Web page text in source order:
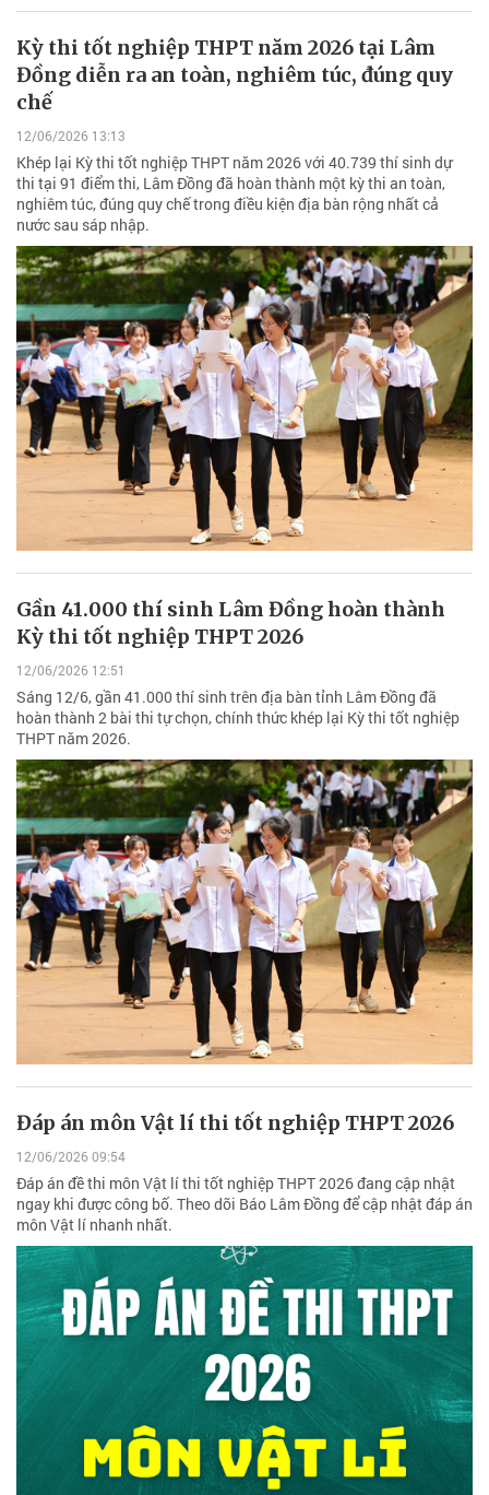
Kỳ thi tốt nghiệp THPT năm 2026 tại Lâm
Đồng diễn ra an toàn, nghiêm túc, đúng quy
chế
12/06/2026 13:13
Khép lại Kỳ thi tốt nghiệp THPT năm 2026 với 40.739 thí sinh dự
thi tại 91 điểm thi, Lâm Đồng đã hoàn thành một kỳ thi an toàn,
nghiêm túc, đúng quy chế trong điều kiện địa bàn rộng nhất cả
nước sau sáp nhập.
Gần 41.000 thí sinh Lâm Đồng hoàn thành
Kỳ thi tốt nghiệp THPT 2026
12/06/2026 12:51
Sáng 12/6, gần 41.000 thí sinh trên địa bàn tỉnh Lâm Đồng đã
hoàn thành 2 bài thi tự chọn, chính thức khép lại Kỳ thi tốt nghiệp
THPT năm 2026.
Đáp án môn Vật lí thi tốt nghiệp THPT 2026
12/06/2026 09:54
Đáp án đề thi môn Vật lí thi tốt nghiệp THPT 2026 đang cập nhật
ngay khi được công bố. Theo dõi Báo Lâm Đồng để cập nhật đáp án
môn Vật lí nhanh nhất.